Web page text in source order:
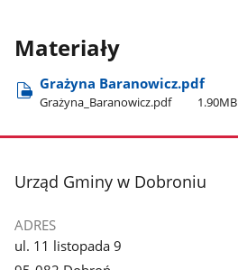
Materiały
Grażyna Baranowicz.pdf
Grażyna​_Baranowicz.pdf 1.90MB
stopka
Urząd Gminy w Dobroniu
ADRES
ul. 11 listopada 9